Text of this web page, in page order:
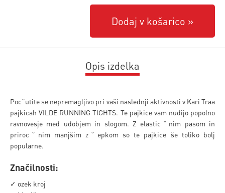
Dodaj v košarico
Opis izdelka
Pocˇutite se nepremagljivo pri vaši naslednji aktivnosti v Kari Traa
pajkicah VILDE RUNNING TIGHTS. Te pajkice vam nudijo popolno
ravnovesje med udobjem in slogom. Z elasticˇnim pasom in
prirocˇnim manjšim zˇepkom so te pajkice še toliko bolj
popularne.
Značilnosti:
✓ ozek kroj